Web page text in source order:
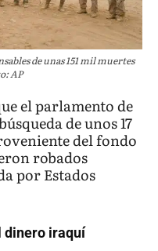
de unas 151 mil muertes
AP
el parlamento de
de unos 17
del fondo
robados
por Estados
dinero iraquí